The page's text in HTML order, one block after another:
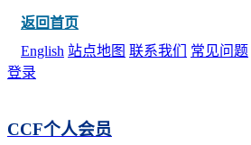
返回首页
English 站点地图 联系我们 常见问题
登录
CCF个人会员